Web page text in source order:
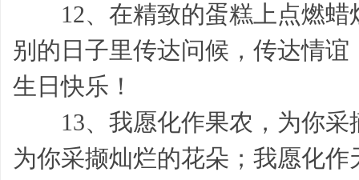
12、在精致的蛋糕上点燃蜡
别的日子里传达问候，传达情
生日快乐！
13、我愿化作果农，为你采
为你采撷灿烂的花朵；我愿化